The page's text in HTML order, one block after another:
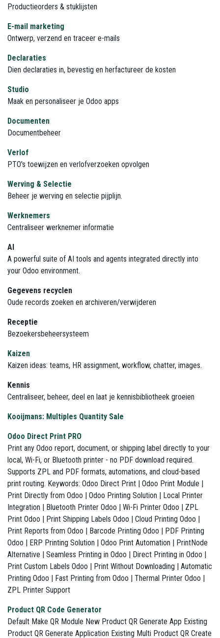
Productieorders & stuklijsten
E-mail marketing
Ontwerp, verzend en traceer e-mails
Declaraties
Dien declaraties in, bevestig en herfactureer de kosten
Studio
Maak en personaliseer je Odoo apps
Documenten
Documentbeheer
Verlof
PTO's toewijzen en verlofverzoeken opvolgen
Werving & Selectie
Beheer je werving en selectie pijplijn.
Werknemers
Centraliseer werknemer informatie
AI
A powerful suite of AI tools and agents integrated directly into
your Odoo environment.
Gegevens recyclen
Oude records zoeken en archiveren/verwijderen
Receptie
Bezoekersbeheersysteem
Kaizen
Kaizen ideas: teams, HR assignment, workflow, chatter, images.
Kennis
Centraliseer, beheer, deel en laat je kennisbibliotheek groeien
Kooijmans: Multiples Quantity Sale
Odoo Direct Print PRO
Print any Odoo report, document, or shipping label directly to your
local, Wi-Fi, or Bluetooth printer - no PDF download required.
Supports ZPL and PDF formats, automations, and cloud-based
print routing. Keywords: Odoo Direct Print | Odoo Print Module |
Print Directly from Odoo | Odoo Printing Solution | Local Printer
Integration | Bluetooth Printer Odoo | Wi-Fi Printer Odoo | ZPL
Print Odoo | Print Shipping Labels Odoo | Cloud Printing Odoo |
Print Reports from Odoo | Barcode Printing Odoo | PDF Printing
Odoo | ERP Printing Solution | Odoo Print Automation | PrintNode
Alternative | Seamless Printing in Odoo | Direct Printing in Odoo |
Print Custom Labels Odoo | Print Without Downloading | Automatic
Printing Odoo | Fast Printing from Odoo | Thermal Printer Odoo |
ZPL Printer Support
Product QR Code Generator
Default Make QR Module New Product QR Generate App Existing
Product QR Generate Application Existing Multi Product QR Create